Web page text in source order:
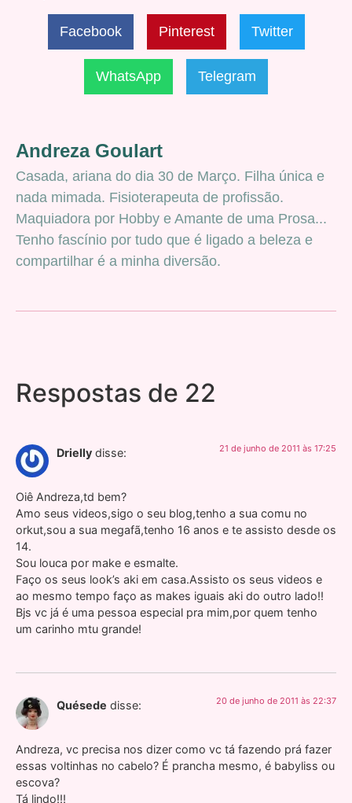
Facebook Pinterest Twitter
WhatsApp Telegram
Andreza Goulart
Casada, ariana do dia 30 de Março. Filha única e
nada mimada. Fisioterapeuta de profissão.
Maquiadora por Hobby e Amante de uma Prosa...
Tenho fascínio por tudo que é ligado a beleza e
compartilhar é a minha diversão.
Respostas de 22
Drielly disse: 21 de junho de 2011 às 17:25
Oiê Andreza,td bem?
Amo seus videos,sigo o seu blog,tenho a sua comu no
orkut,sou a sua megafã,tenho 16 anos e te assisto desde os
14.
Sou louca por make e esmalte.
Faço os seus look’s aki em casa.Assisto os seus videos e
ao mesmo tempo faço as makes iguais aki do outro lado!!
Bjs vc já é uma pessoa especial pra mim,por quem tenho
um carinho mtu grande!
Quésede disse: 20 de junho de 2011 às 22:37
Andreza, vc precisa nos dizer como vc tá fazendo prá fazer
essas voltinhas no cabelo? É prancha mesmo, é babyliss ou
escova?
Tá lindo!!!